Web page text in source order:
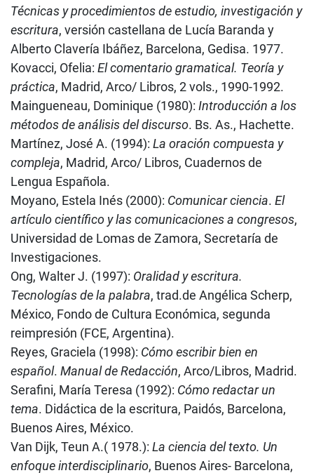
Técnicas y procedimientos de estudio, investigación y
escritura, versión castellana de Lucía Baranda y
Alberto Clavería Ibáñez, Barcelona, Gedisa. 1977.
Kovacci, Ofelia: El comentario gramatical. Teoría y
práctica, Madrid, Arco/ Libros, 2 vols., 1990-1992.
Maingueneau, Dominique (1980): Introducción a los
métodos de análisis del discurso. Bs. As., Hachette.
Martínez, José A. (1994): La oración compuesta y
compleja, Madrid, Arco/ Libros, Cuadernos de
Lengua Española.
Moyano, Estela Inés (2000): Comunicar ciencia. El
artículo científico y las comunicaciones a congresos,
Universidad de Lomas de Zamora, Secretaría de
Investigaciones.
Ong, Walter J. (1997): Oralidad y escritura.
Tecnologías de la palabra, trad.de Angélica Scherp,
México, Fondo de Cultura Económica, segunda
reimpresión (FCE, Argentina).
Reyes, Graciela (1998): Cómo escribir bien en
español. Manual de Redacción, Arco/Libros, Madrid.
Serafini, María Teresa (1992): Cómo redactar un
tema. Didáctica de la escritura, Paidós, Barcelona,
Buenos Aires, México.
Van Dijk, Teun A.( 1978.): La ciencia del texto. Un
enfoque interdisciplinario, Buenos Aires- Barcelona,